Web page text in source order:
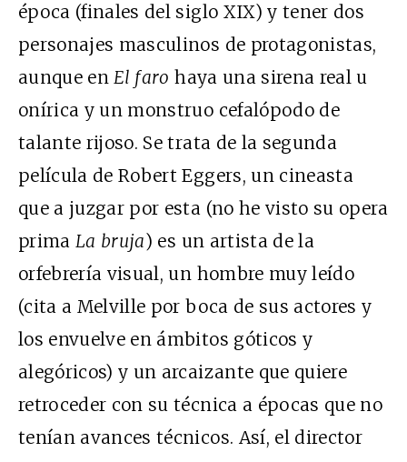
época (finales del siglo XIX) y tener dos
personajes masculinos de protagonistas,
aunque enEl farohaya una sirena real u
onírica y un monstruo cefalópodo de
talante rijoso. Se trata de la segunda
película de Robert Eggers, un cineasta
que a juzgar por esta (no he visto su opera
primaLa bruja) es un artista de la
orfebrería visual, un hombre muy leído
(cita a Melville por boca de sus actores y
los envuelve en ámbitos góticos y
alegóricos) y un arcaizante que quiere
retroceder con su técnica a épocas que no
tenían avances técnicos. Así, el director